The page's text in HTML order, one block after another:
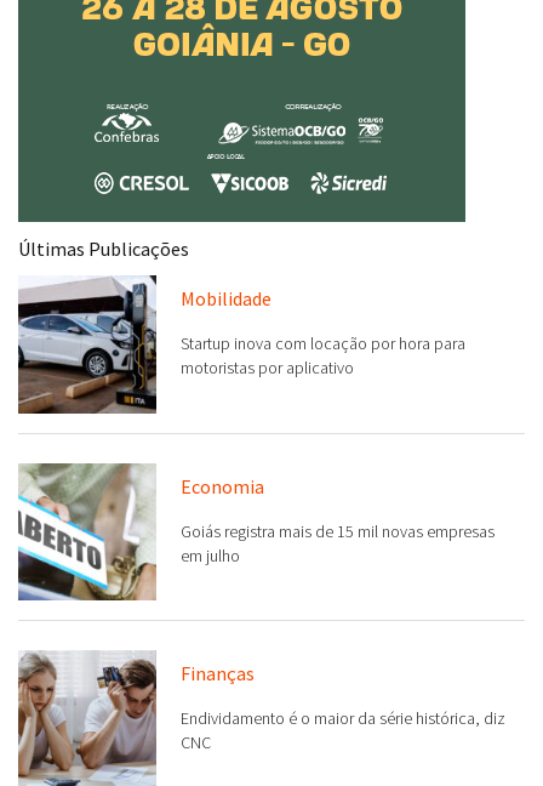
Últimas Publicações
Mobilidade
Startup inova com locação por hora para
motoristas por aplicativo
Economia
Goiás registra mais de 15 mil novas empresas
em julho
Finanças
Endividamento é o maior da série histórica, diz
CNC